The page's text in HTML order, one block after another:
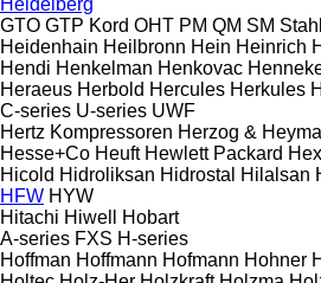
GTO GTP Kord OHT PM QM SM
Heidenhain Heilbronn Hein Heinrich
Hendi Henkelman Henkovac
Heraeus Herbold Hercules Herkules
C-series U-series UWF
Hertz Kompressoren Herzog &
Hesse+Co Heuft Hewlett Packard
Hicold Hidroliksan Hidrostal Hilalsan
HFW HYW
Hitachi Hiwell
Hobart
A-series FXS H-series
Hoffman Hoffmann Hofmann Hohner